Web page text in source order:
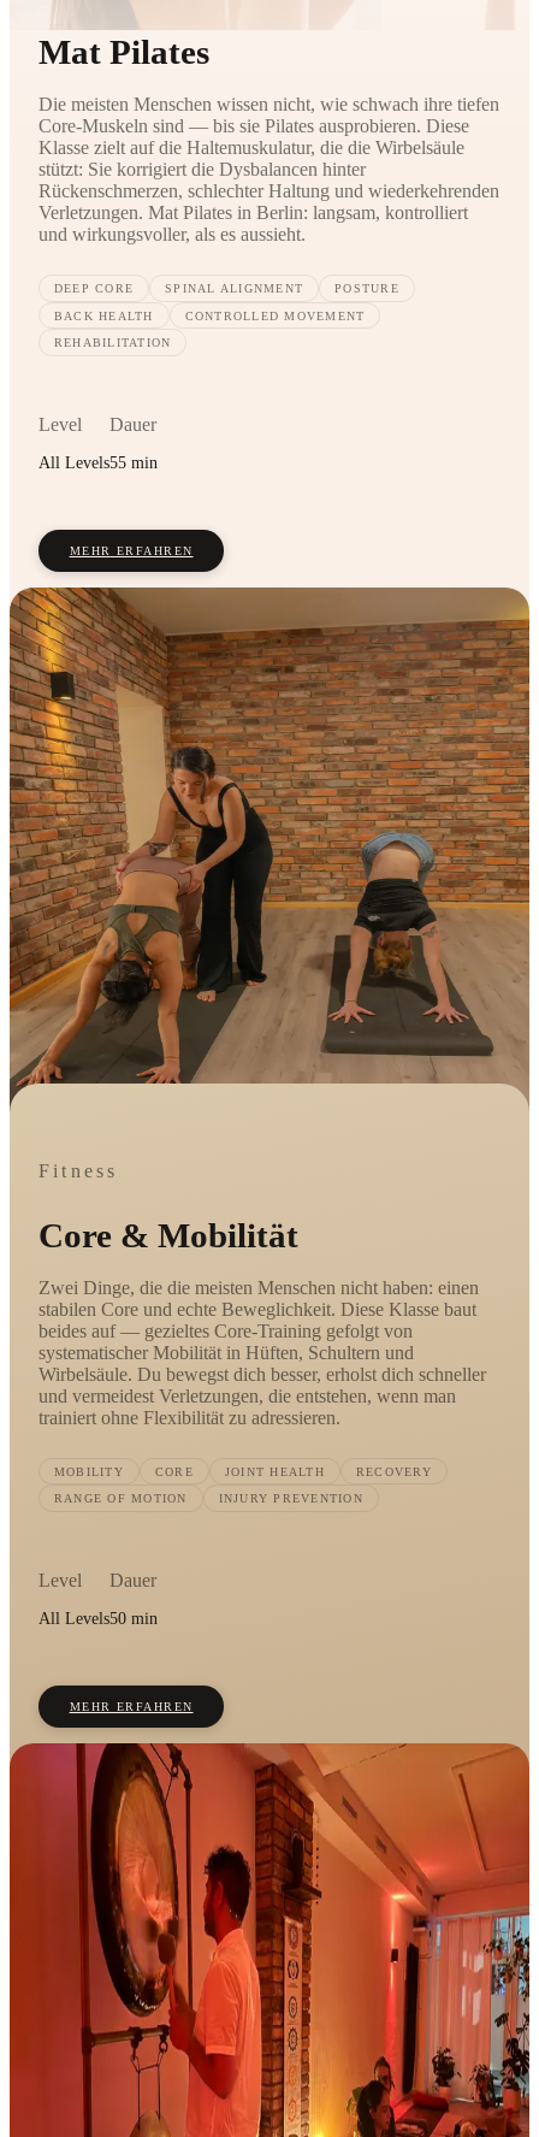
Mat Pilates
Die meisten Menschen wissen nicht, wie schwach ihre tiefen
Core-Muskeln sind — bis sie Pilates ausprobieren. Diese
Klasse zielt auf die Haltemuskulatur, die die Wirbelsäule
stützt: Sie korrigiert die Dysbalancen hinter
Rückenschmerzen, schlechter Haltung und wiederkehrenden
Verletzungen. Mat Pilates in Berlin: langsam, kontrolliert
und wirkungsvoller, als es aussieht.
DEEP CORE SPINAL ALIGNMENT POSTURE
BACK HEALTH CONTROLLED MOVEMENT
REHABILITATION
Level
All Levels
Dauer
55 min
MEHR ERFAHREN
Fitness
Core & Mobilität
Zwei Dinge, die die meisten Menschen nicht haben: einen
stabilen Core und echte Beweglichkeit. Diese Klasse baut
beides auf — gezieltes Core-Training gefolgt von
systematischer Mobilität in Hüften, Schultern und
Wirbelsäule. Du bewegst dich besser, erholst dich schneller
und vermeidest Verletzungen, die entstehen, wenn man
trainiert ohne Flexibilität zu adressieren.
MOBILITY CORE JOINT HEALTH RECOVERY
RANGE OF MOTION INJURY PREVENTION
Level
All Levels
Dauer
50 min
MEHR ERFAHREN